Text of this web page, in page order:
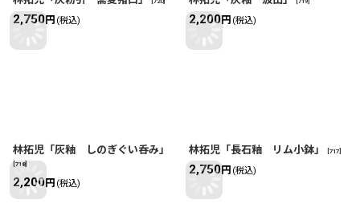
720]
2,750円 (税込)
719
2,200円 (税込)
林拓児「灰釉 しのぎぐい呑み」
[718]
2,200円 (税込)
林拓児「長石釉 リム小鉢」 [717]
2,750円 (税込)